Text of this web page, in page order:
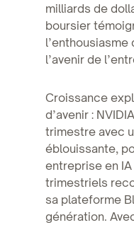
milliards de
boursier
l’avenir de
Croissance
d’avenir :
trimestre avec
éblouissante,
entreprise en
trimestriels
sa plateforme
génération.